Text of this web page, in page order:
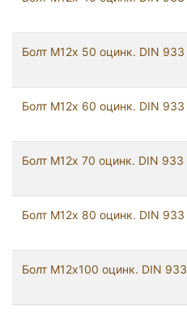
Болт М12х 50 оцинк. DIN 933
Болт М12х 60 оцинк. DIN 933
Болт М12х 70 оцинк. DIN 933
Болт М12х 80 оцинк. DIN 933
Болт М12х100 оцинк. DIN 933